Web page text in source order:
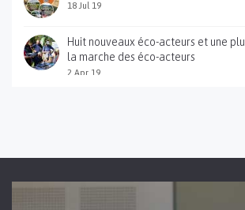
18 Jul 19
Huit nouveaux éco-acteurs et une
la marche des éco-acteurs
2 Apr 19